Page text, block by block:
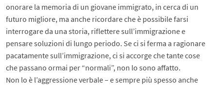
onorare la memoria di un giovane immigrato, in cerca di un
futuro migliore, ma anche ricordare che è possibile farsi
interrogare da una storia, riflettere sull’immigrazione e
pensare soluzioni di lungo periodo. Se ci si ferma a ragionare
pacatamente sull’immigrazione, ci si accorge che tante cose
che passano ormai per “normali”, non lo sono affatto.
Non lo è l’aggressione verbale – e sempre più spesso anche